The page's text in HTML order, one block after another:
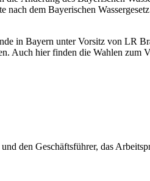
nach dem Bayerischen
in Bayern unter Vorsitz von LR
Auch hier finden die Wahlen
den Geschäftsführer, das